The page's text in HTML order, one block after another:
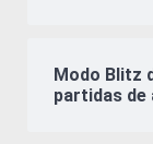
Modo Blitz
partidas de